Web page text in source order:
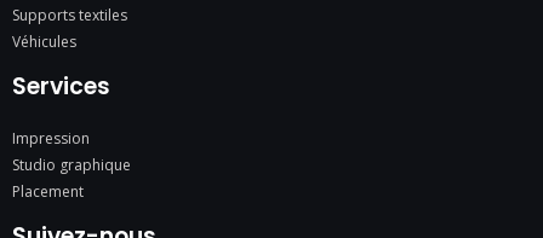
Supports textiles
Véhicules
Services
Impression
Studio graphique
Placement